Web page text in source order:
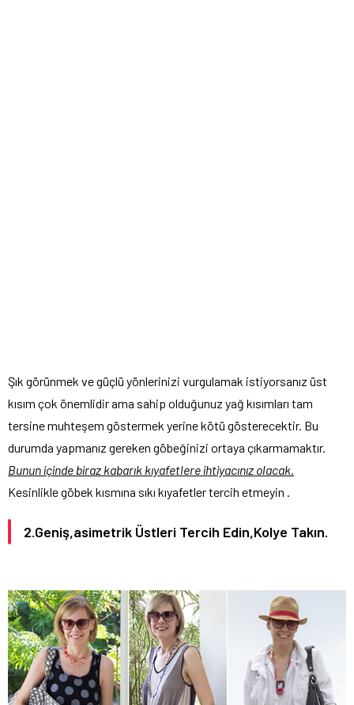
Şık görünmek ve güçlü yönlerinizi vurgulamak istiyorsanız üst
kısım çok önemlidir ama sahip olduğunuz yağ kısımları tam
tersine muhteşem göstermek yerine kötü gösterecektir. Bu
durumda yapmanız gereken göbeğinizi ortaya çıkarmamaktır.
Bunun içinde biraz kabarık kıyafetlere ihtiyacınız olacak.
Kesinlikle göbek kısmına sıkı kıyafetler tercih etmeyin .
2.Geniş,asimetrik Üstleri Tercih Edin,Kolye Takın.